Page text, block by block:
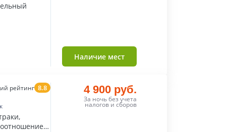
Наличие мест
рейтинг 8.8 4 900 руб.
За ночь без учета
налогов и сборов